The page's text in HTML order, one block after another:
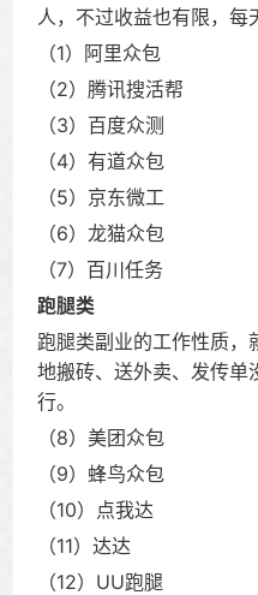
人，不过收益也有限，每
（1）阿里众包
（2）腾讯搜活帮
（3）百度众测
（4）有道众包
（5）京东微工
（6）龙猫众包
（7）百川任务
跑腿类
跑腿类副业的工作性质，
地搬砖、送外卖、发传单
行。
（8）美团众包
（9）蜂鸟众包
（10）点我达
（11）达达
（12）UU跑腿